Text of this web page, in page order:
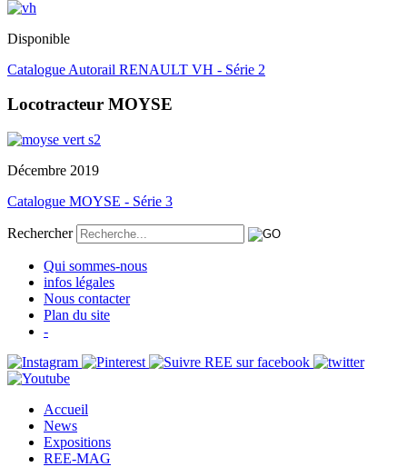
Disponible
Catalogue Autorail RENAULT VH - Série 2
Locotracteur MOYSE
Décembre 2019
Catalogue MOYSE - Série 3
Rechercher
Qui sommes-nous
infos légales
Nous contacter
Plan du site
-
Accueil
News
Expositions
REE-MAG